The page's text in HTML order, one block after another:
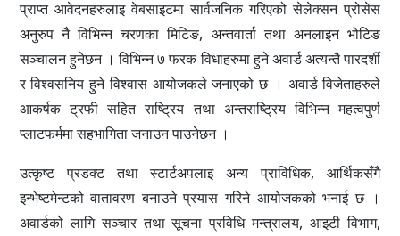
प्राप्त आवेदनहरुलाइ वेबसाइटमा सार्वजनिक गरिएको सेलेक्सन प्रोसेस
अनुरुप नै विभिन्न चरणका मिटिङ, अन्तवार्ता तथा अनलाइन भोटिङ
सञ्चालन हुनेछन । विभिन्न ७ फरक विधाहरुमा हुने अवार्ड अत्यन्तै पारदर्शी
र विश्वसनिय हुने विश्वास आयोजकले जनाएको छ । अवार्ड विजेताहरुले
आकर्षक ट्रफी सहित राष्ट्रिय तथा अन्तराष्ट्रिय विभिन्न महत्वपुर्ण
प्लाटफर्ममा सहभागिता जनाउन पाउनेछन ।
उत्कृष्ट प्रडक्ट तथा स्टार्टअपलाइ अन्य प्राविधिक, आर्थिकसँगै
इन्भेष्टमेन्टको वातावरण बनाउने प्रयास गरिने आयोजकको भनाई छ ।
अवार्डको लागि सञ्चार तथा सूचना प्रविधि मन्त्रालय, आइटी विभाग,